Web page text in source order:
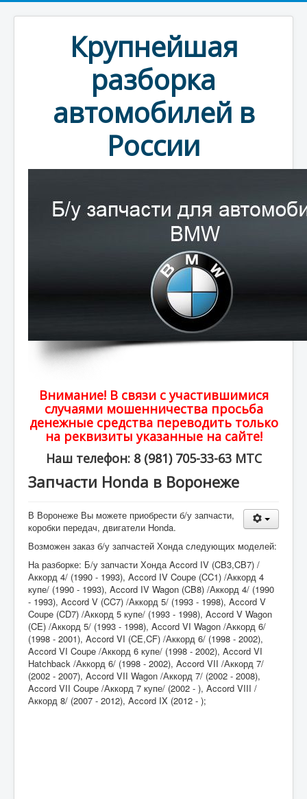
Крупнейшая
разборка
автомобилей в
России
Внимание! В связи с участившимися
случаями мошенничества просьба
денежные средства переводить только
на реквизиты указанные на сайте!
Наш телефон: 8 (981) 705-33-63 МТС
Запчасти Honda в Воронеже
В Воронеже Вы можете приобрести б/у запчасти,
коробки передач, двигатели Honda.
Возможен заказ б/у запчастей Хонда следующих моделей:
На разборке: Б/у запчасти Хонда Accord IV (CB3,CB7) /
Аккорд 4/ (1990 - 1993), Accord IV Coupe (CC1) /Аккорд 4
купе/ (1990 - 1993), Accord IV Wagon (CB8) /Аккорд 4/ (1990
- 1993), Accord V (CC7) /Аккорд 5/ (1993 - 1998), Accord V
Coupe (CD7) /Аккорд 5 купе/ (1993 - 1998), Accord V Wagon
(CE) /Аккорд 5/ (1993 - 1998), Accord VI Wagon /Аккорд 6/
(1998 - 2001), Accord VI (CE,CF) /Аккорд 6/ (1998 - 2002),
Accord VI Coupe /Аккорд 6 купе/ (1998 - 2002), Accord VI
Hatchback /Аккорд 6/ (1998 - 2002), Accord VII /Аккорд 7/
(2002 - 2007), Accord VII Wagon /Аккорд 7/ (2002 - 2008),
Accord VII Coupe /Аккорд 7 купе/ (2002 - ), Accord VIII /
Аккорд 8/ (2007 - 2012), Accord IX (2012 - );